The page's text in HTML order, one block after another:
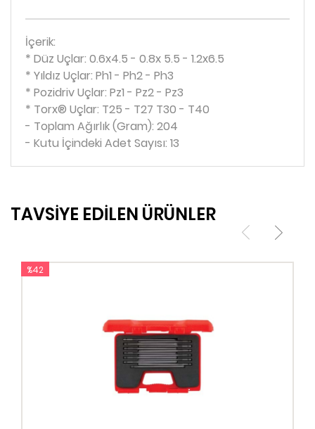
İçerik:
* Düz Uçlar: 0.6x4.5 - 0.8x 5.5 - 1.2x6.5
* Yıldız Uçlar: Ph1 - Ph2 - Ph3
* Pozidriv Uçlar: Pz1 - Pz2 - Pz3
* Torx® Uçlar: T25 - T27 T30 - T40
- Toplam Ağırlık (Gram): 204
- Kutu İçindeki Adet Sayısı: 13
TAVSİYE EDİLEN ÜRÜNLER
%42